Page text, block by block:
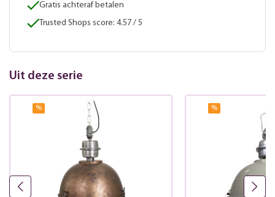
Gratis achteraf betalen
Trusted Shops score: 4.57 / 5
Uit deze serie
% %